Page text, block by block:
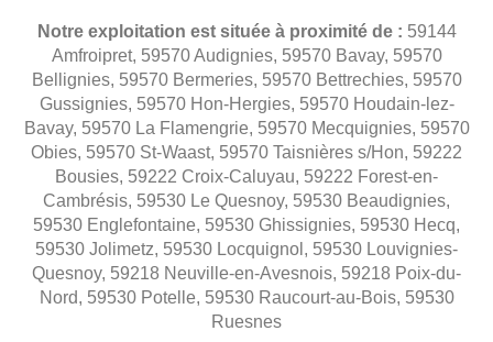
Notre exploitation est située à proximité de : 59144
Amfroipret, 59570 Audignies, 59570 Bavay, 59570
Bellignies, 59570 Bermeries, 59570 Bettrechies, 59570
Gussignies, 59570 Hon-Hergies, 59570 Houdain-lez-
Bavay, 59570 La Flamengrie, 59570 Mecquignies, 59570
Obies, 59570 St-Waast, 59570 Taisnières s/Hon, 59222
Bousies, 59222 Croix-Caluyau, 59222 Forest-en-
Cambrésis, 59530 Le Quesnoy, 59530 Beaudignies,
59530 Englefontaine, 59530 Ghissignies, 59530 Hecq,
59530 Jolimetz, 59530 Locquignol, 59530 Louvignies-
Quesnoy, 59218 Neuville-en-Avesnois, 59218 Poix-du-
Nord, 59530 Potelle, 59530 Raucourt-au-Bois, 59530
Ruesnes